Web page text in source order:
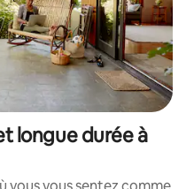
longue durée à